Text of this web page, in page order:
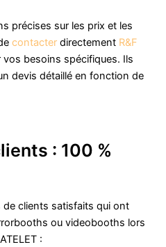
précises sur les prix et les
contacter directement R&F
vos besoins spécifiques. Ils
devis détaillé en fonction de
: 100 %
clients satisfaits qui ont
ou videobooths lors
: